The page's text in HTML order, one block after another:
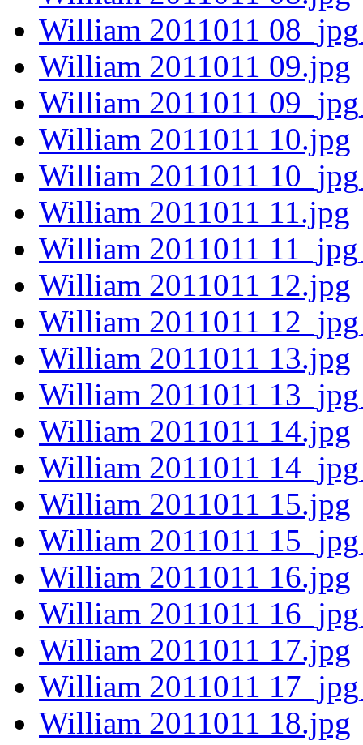
William 2011011
William 2011011 09.jpg
William 2011011
William 2011011 10.jpg
William 2011011
William 2011011 11.jpg
William 2011011
William 2011011 12.jpg
William 2011011
William 2011011 13.jpg
William 2011011
William 2011011 14.jpg
William 2011011
William 2011011 15.jpg
William 2011011
William 2011011 16.jpg
William 2011011
William 2011011 17.jpg
William 2011011
William 2011011 18.jpg